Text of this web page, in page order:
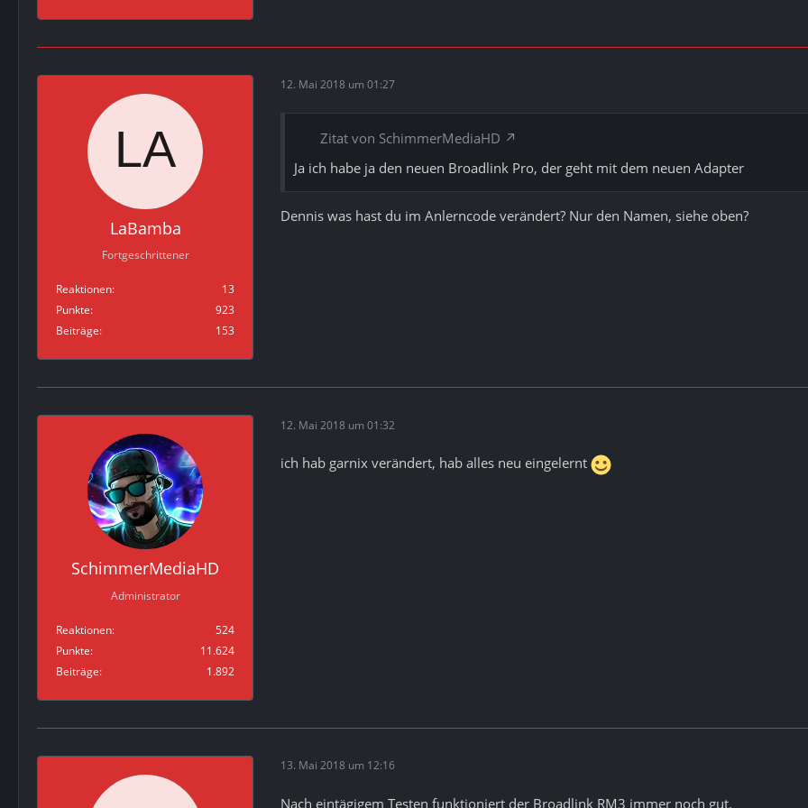
LaBamba
Fortgeschrittener
Reaktionen
13
Punkte
923
Beiträge
153
12. Mai 2018 um 01:27
Zitat von SchimmerMediaHD
Ja ich habe ja den neuen Broadlink Pro, der geht mit dem neuen Adapter
Dennis was hast du im Anlerncode verändert? Nur den Namen, siehe oben?
SchimmerMediaHD
Administrator
Reaktionen
524
Punkte
11.624
Beiträge
1.892
12. Mai 2018 um 01:32
ich hab garnix verändert, hab alles neu eingelernt
13. Mai 2018 um 12:16
Nach eintägigem Testen funktioniert der Broadlink RM3 immer noch gut.